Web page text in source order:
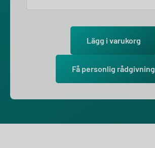
Lägg i varukorg
Få personlig rådgivning